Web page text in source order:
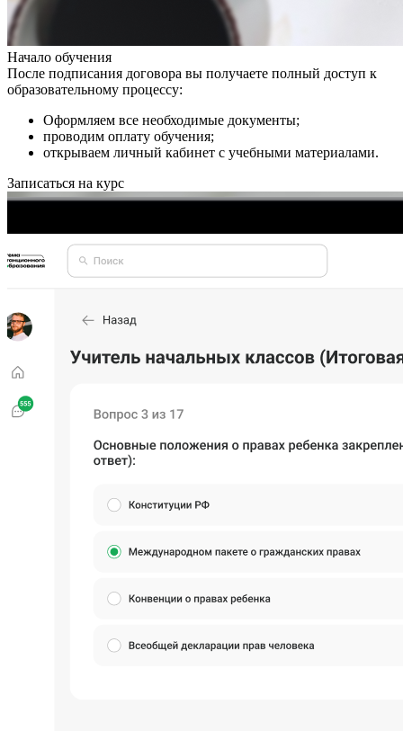
Начало обучения
После подписания договора вы получаете полный доступ к
образовательному процессу:
Оформляем все необходимые документы;
проводим оплату обучения;
открываем личный кабинет с учебными материалами.
Записаться на курс